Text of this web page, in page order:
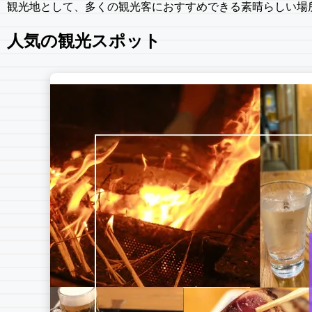
観光地として、多くの観光客におすすめできる素晴らしい場
人気の観光スポット